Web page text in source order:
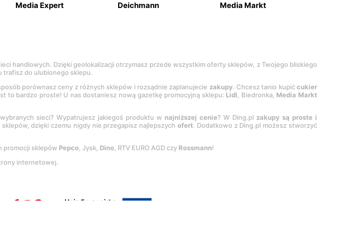
Media Expert Deichmann Media Markt
handlowych. Dzięki geolokalizacji otrzymasz przede wszystkim oferty sklepów, z Twojego bliskiego
trafisz do ulubionego sklepu.
porównasz ceny z różnych sklepów i rozsądnie zaplanujecie zakupy. Chcesz tanio kupićcukier
to bardzo proste! U nas dostaniesz nową gazetkę promocyjną sklepu: Lidl, Biedronka, Media Markt
sieci? Wypatrujesz jakiegoś produktu w najniższej cenie? W Ding.pl zakupy są proste i
sklepów, dzięki czemu nigdy nie przegapisz najlepszychofert. Dodatkowo z Ding.pl możesz stworzyć
promocji sklepów Pepco, Jysk, Dino, RTV EURO AGD czy Rossmann!
internetowej.